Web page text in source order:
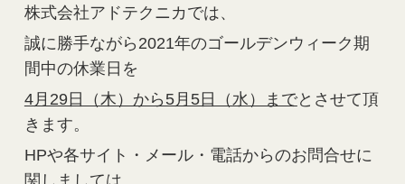
株式会社アドテクニカでは、
誠に勝手ながら2021年のゴールデンウィーク期
間中の休業日を
4月29日（木）から5月5日（水）までとさせて頂
きます。
HPや各サイト・メール・電話からのお問合せに
関しましては